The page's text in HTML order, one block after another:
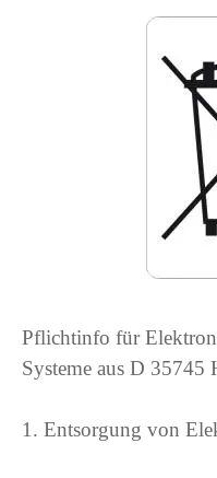
Pflichtinfo für
Systeme aus D 35745
1. Entsorgung von